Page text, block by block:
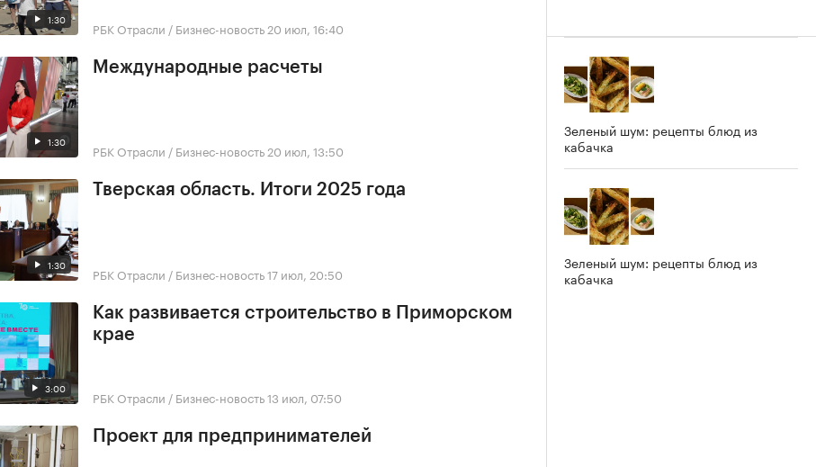
1:30 РБК Отрасли / Бизнес-новость 20 июл, 16:40
1:30
Международные расчеты
РБК Отрасли / Бизнес-новость 20 июл, 13:50
1:30
Тверская область. Итоги 2025 года
РБК Отрасли / Бизнес-новость17 июл, 20:50
3:00
Как развивается строительство в Приморском
крае
РБК Отрасли / Бизнес-новость13 июл, 07:50
Проект для предпринимателей
Зеленый шум: рецепты блюд из
кабачка
Зеленый шум: рецепты блюд из
кабачка